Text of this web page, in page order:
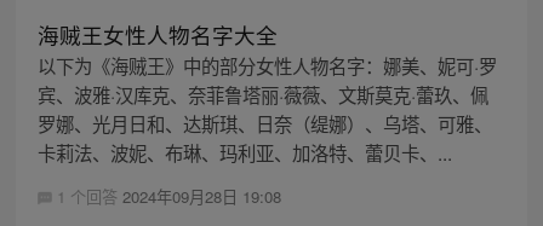
海贼王女性人物名字大全
以下为《海贼王》中的部分女性人物名字：娜美、妮可·罗
宾、波雅·汉库克、奈菲鲁塔丽·薇薇、文斯莫克·蕾玖、佩
罗娜、光月日和、达斯琪、日奈（缇娜）、乌塔、可雅、
卡莉法、波妮、布琳、玛利亚、加洛特、蕾贝卡、...
1 个回答 2024年09月28日 19:08